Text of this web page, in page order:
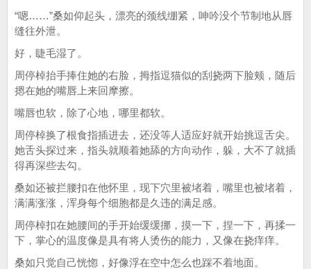
“嗯……”桑如仰起头，漂亮的颈线绷紧，呻吟没个节制地从唇
缝往外泄。
好，睫毛湿了。
周停棹抬手捧住她的右脸，拇指逗猫似的刮挠两下脸颊，随后
摁在她的嘴唇上来回摩擦。
嘴唇也软，除了心地，哪里都软。
周停棹换了根食指插进去，还没等人适应好就开始挑逗舌尖。
她舌头探过来，指头就顺着她舔的方向动作，躲，大不了就插
得再深些去勾。
桑如还被拦腰扣在他怀里，现下穴里被堵着，嘴里也被堵着，
满满涨涨，浑身每个细胞都是久违的满足感。
周停棹扣在她腰间的手开始缓缓挪，摸一下，捏一下，再揉一
下，掌心的温度像是具有将人烫伤的能力，又像在挠痒痒。
桑如只觉自己恍惚，好像浮在空中怎么也踩不着地面。